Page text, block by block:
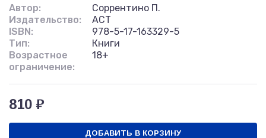
Автор:
Соррентино П.
Издательство:
АСТ
ISBN:
978-5-17-163329-5
Тип:
Книги
Возрастное
ограничение:
18+
810 ₽
ДОБАВИТЬ В КОРЗИНУ